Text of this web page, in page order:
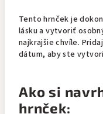
Tento hrnček je
lásku a vytvoriť
najkrajšie chvíle.
dátum, aby ste
Ako si
hrnček: